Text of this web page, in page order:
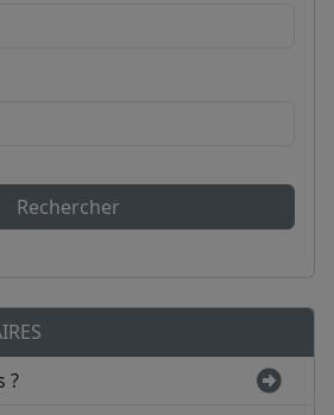
Rechercher
?